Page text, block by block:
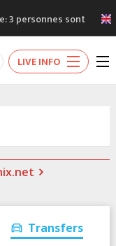
3 personnes sont
Blanc
magasin de course
Festival
LIVE INFO
Transfers